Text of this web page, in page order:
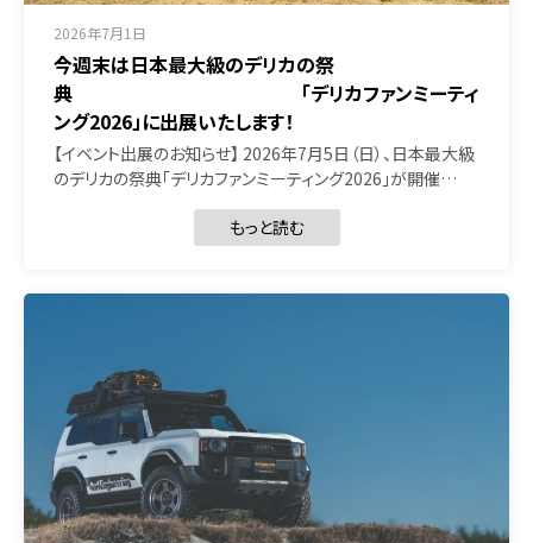
2026年7月1日
今週末は日本最大級のデリカの祭
典 「デリカファンミーティ
ング2026」に出展いたします！
【イベント出展のお知らせ】 2026年7月5日（日）、日本最大級
のデリカの祭典「デリカファンミーティング2026」が開催…
もっと読む